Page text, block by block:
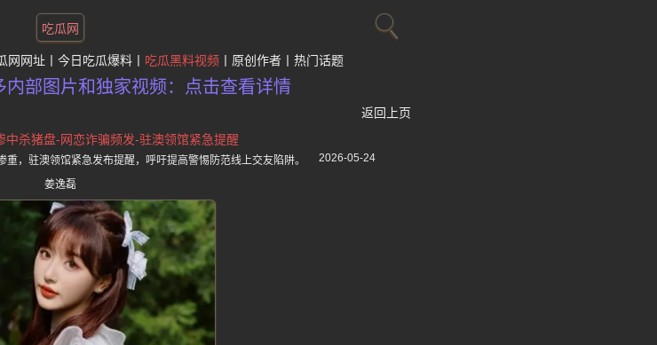
吃瓜网
网网址 今日吃瓜爆料 吃瓜黑料视频 原创作者 热门话题
内部图片和独家视频：点击查看详情
返回上页
中杀猪盘-网恋诈骗频发-驻澳领馆紧急提醒
，驻澳领馆紧急发布提醒，呼吁提高警惕防范线上交友陷阱。 2026-05-24
姜逸磊